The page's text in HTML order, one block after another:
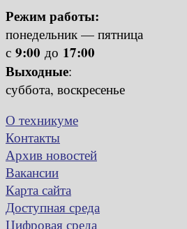
Режим работы:
понедельник — пятница
с 9:00 до 17:00
Выходные:
суббота, воскресенье
О техникуме
Контакты
Архив новостей
Вакансии
Карта сайта
Доступная среда
Цифровая среда